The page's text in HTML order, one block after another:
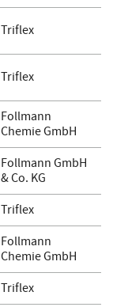
Triflex
Triflex
Follmann
Chemie GmbH
Follmann GmbH
& Co. KG
Triflex
Follmann
Chemie GmbH
Triflex